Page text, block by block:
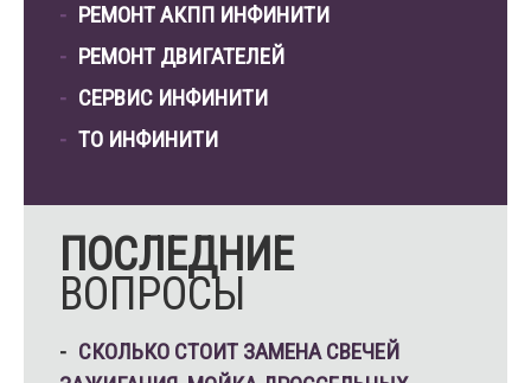
РЕМОНТ АКПП ИНФИНИТИ
РЕМОНТ ДВИГАТЕЛЕЙ
СЕРВИС ИНФИНИТИ
ТО ИНФИНИТИ
ПОСЛЕДНИЕ
ВОПРОСЫ
СКОЛЬКО СТОИТ ЗАМЕНА СВЕЧЕЙ